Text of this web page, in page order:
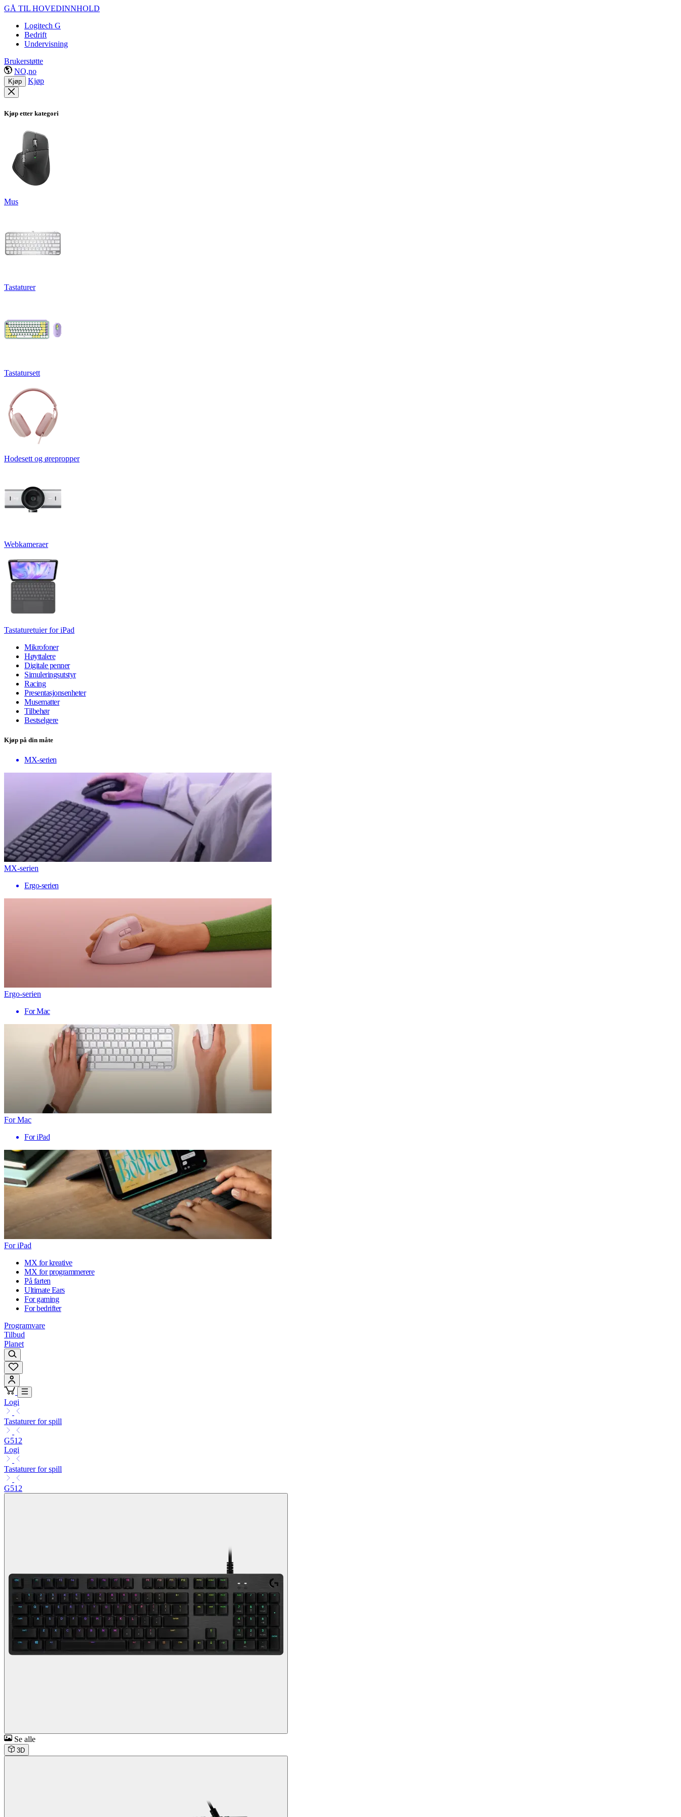
GÅ TIL HOVEDINNHOLD
Logitech G
Bedrift
Undervisning
Brukerstøtte
NO,no
Kjøp Kjøp
Kjøp etter kategori
Mus
Tastaturer
Tastatursett
Hodesett og ørepropper
Webkameraer
Tastaturetuier for iPad
Mikrofoner
Høyttalere
Digitale penner
Simuleringsutstyr
Racing
Presentasjonsenheter
Musematter
Tilbehør
Bestselgere
Kjøp på din måte
MX-serien
MX-serien
Ergo-serien
Ergo-serien
For Mac
For Mac
For iPad
For iPad
MX for kreative
MX for programmerere
På farten
Ultimate Ears
For gaming
For bedrifter
Programvare
Tilbud
Planet
Logi
Tastaturer for spill
G512
Logi
Tastaturer for spill
G512
Se alle
3D